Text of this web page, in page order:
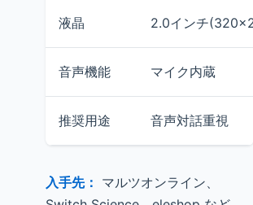
液晶 2.0インチ
音声機能 マイク内蔵
推奨用途 音声対話重視
入手先： マルツオンライン、